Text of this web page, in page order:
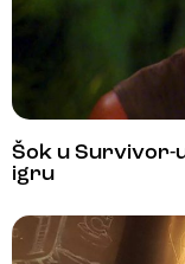
Šok u Survivor-
igru